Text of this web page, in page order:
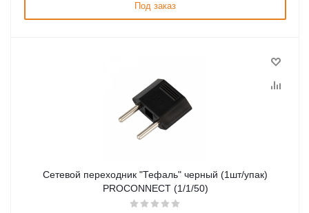
Под заказ
Сетевой переходник "Тефаль" черный (1шт/упак)
PROCONNECT (1/1/50)